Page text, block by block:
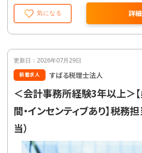
気になる 詳
で顧問先対応を行います。
またスキルや経験、意欲
継、財務コンサルティン
も携わっていただけます。
【在宅勤務制度】
・試用期間終了後、週1日
可能
【業務内容】
雇入れ直後：税務会計業
変更の範囲：業務範囲の
雇入れ直後：本社
変更の範囲：勤務場所の
更新日：2026年07月29日
新着求人 すばる税理士法人
＜会計事務所経験3年以上＞
間・インセンティブあり】税務
当）